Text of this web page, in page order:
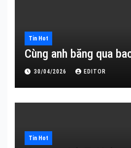
Tin Hot
Cùng anh băng qua
30/04/2026 EDITOR
Tin Hot